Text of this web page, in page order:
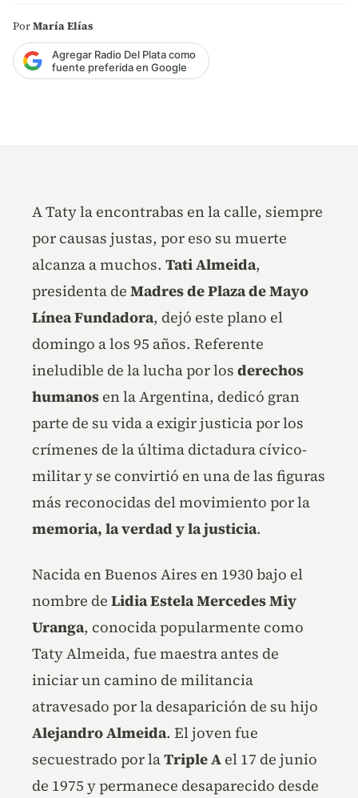
PorMaría Elías
Agregar Radio Del Plata como
fuente preferida en Google
A Taty la encontrabas en la calle, siempre
por causas justas, por eso su muerte
alcanza a muchos. Tati Almeida,
presidenta de Madres de Plaza de Mayo
Línea Fundadora, dejó este plano el
domingo a los 95 años. Referente
ineludible de la lucha por los derechos
humanos en la Argentina, dedicó gran
parte de su vida a exigir justicia por los
crímenes de la última dictadura cívico-
militar y se convirtió en una de las figuras
más reconocidas del movimiento por la
memoria, la verdad y la justicia.
Nacida en Buenos Aires en 1930 bajo el
nombre de Lidia Estela Mercedes Miy
Uranga, conocida popularmente como
Taty Almeida, fue maestra antes de
iniciar un camino de militancia
atravesado por la desaparición de su hijo
Alejandro Almeida. El joven fue
secuestrado por laTriple A el 17 de junio
de 1975 y permanece desaparecido desde